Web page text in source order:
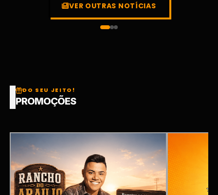
VER OUTRAS NOTÍCIAS
DO SEU JEITO!
PROMOÇÕES